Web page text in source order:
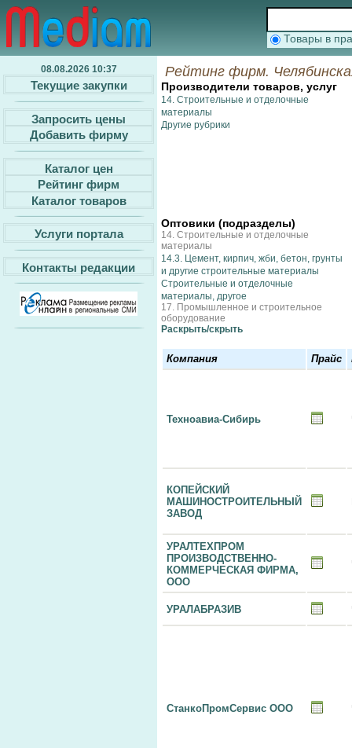
Товары в
08.08.2026 10:37
Текущие закупки
Запросить цены
Добавить фирму
Каталог цен
Рейтинг фирм
Каталог товаров
Услуги портала
Контакты редакции
Рейтинг фирм.
Производители товаров, услуг
14. Строительные и отделочные
материалы
Другие рубрики
Оптовики (подразделы)
14. Строительные и отделочные
материалы
14.3. Цемент, кирпич, жби, бетон, грунты
и другие строительные материалы
Строительные и отделочные
материалы, другое
17. Промышленное и строительное
оборудование
Раcкрыть/скрыть
Компания Прайс
Техноавиа-Сибирь
КОПЕЙСКИЙ
МАШИНОСТРОИТЕЛЬНЫЙ
ЗАВОД
УРАЛТЕХПРОМ
ПРОИЗВОДСТВЕННО-
КОММЕРЧЕСКАЯ ФИРМА,
ООО
УРАЛАБРАЗИВ
СтанкоПромСервис ООО